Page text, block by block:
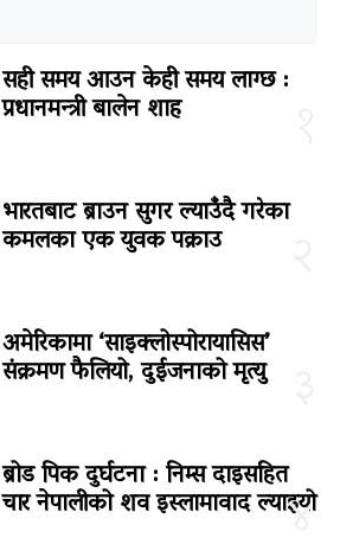
सही समय आउन केही समय लाग्छ :
प्रधानमन्त्री बालेन शाह
भारतबाट ब्राउन सुगर ल्याउँदै गरेका
कमलका एक युवक पक्राउ
अमेरिकामा ‘साइक्लोस्पोरायासिस’
संक्रमण फैलियो, दुईजनाको मृत्यु
४
ब्रोड पिक दुर्घटना : निम्स दाइसहित
चार नेपालीको शव इस्लामावाद ल्याइयो